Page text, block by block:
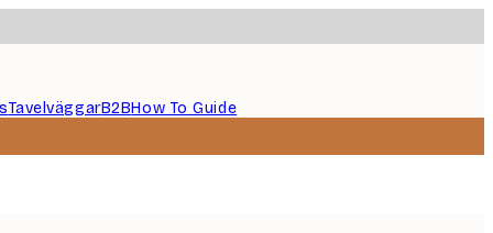
TavelväggarB2BHow To Guide